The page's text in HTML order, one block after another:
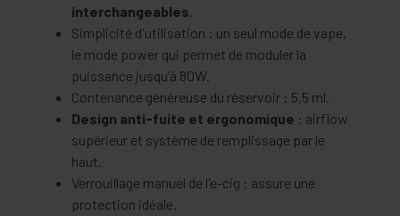
interchangeables.
Simplicité d'utilisation : un seul mode de vape,
le mode power qui permet de moduler la
puissance jusqu’à 80W.
Contenance généreuse du réservoir : 5,5 ml.
Design anti-fuite et ergonomique : airflow
supérieur et système de remplissage par le
haut.
Verrouillage manuel de l'e-cig : assure une
protection idéale.